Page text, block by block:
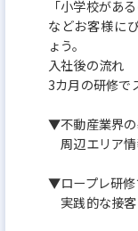
「小学校があ
などお客様に
ょう。
入社後の流れ
3カ月の研修で
▼不動産業界の
周辺エリア
▼ロープレ研修
実践的な接